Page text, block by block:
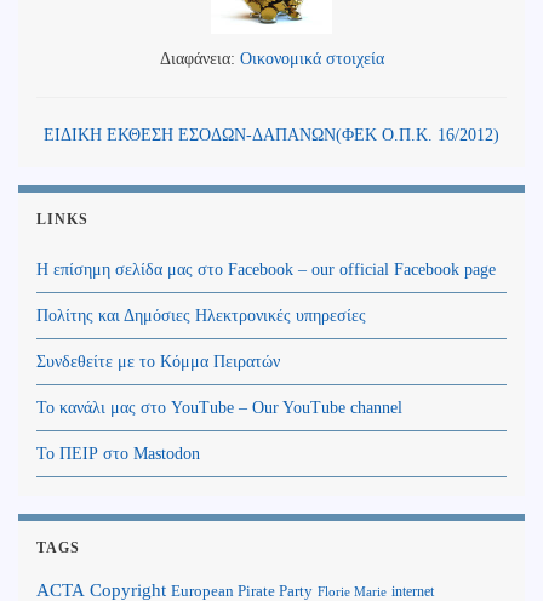
Διαφάνεια: Οικονομικά στοιχεία
ΕΙΔΙΚΗ ΕΚΘΕΣΗ ΕΣΟΔΩΝ-ΔΑΠΑΝΩΝ(ΦΕΚ Ο.Π.Κ. 16/2012)
LINKS
Η επίσημη σελίδα μας στο Facebook – our official Facebook page
Πολίτης και Δημόσιες Ηλεκτρονικές υπηρεσίες
Συνδεθείτε με το Κόμμα Πειρατών
Το κανάλι μας στο YouTube – Our YouTube channel
Το ΠΕΙΡ στο Mastodon
TAGS
ACTA Copyright European Pirate Party Florie Marie internet